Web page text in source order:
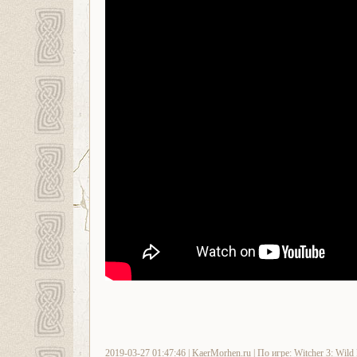
2019-03-27 01:47:46 | KaerMorhen.ru | По игре: Witcher 3: Wild